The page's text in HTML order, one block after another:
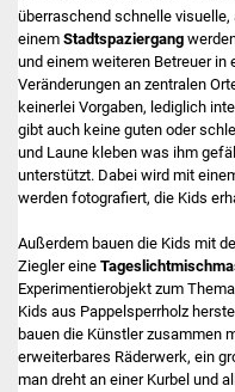
überraschend schnelle
einem Stadtspaziergang
und einem weiteren Betreuer in
Veränderungen an zentralen
keinerlei Vorgaben, lediglich
gibt auch keine guten oder
und Laune kleben was ihm
unterstützt. Dabei wird mit
werden fotografiert, die Kids
Außerdem bauen die Kids mit
Ziegler eine
Experimentierobjekt zum
Kids aus Pappelsperrholz
bauen die Künstler zusammen
erweiterbares Räderwerk, ein
man dreht an einer Kurbel und